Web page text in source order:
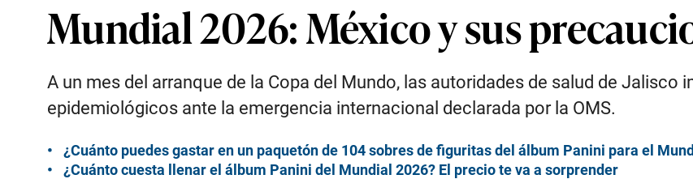
Mundial 2026: México y sus
A un mes del arranque de la Copa del Mundo, las autoridades de salud de
epidemiológicos ante la emergencia internacional declarada por la OMS.
¿Cuánto puedes gastar en un paquetón de 104 sobres de figuritas del álbum Panini para el
¿Cuánto cuesta llenar el álbum Panini del Mundial 2026? El precio te va a sorprender